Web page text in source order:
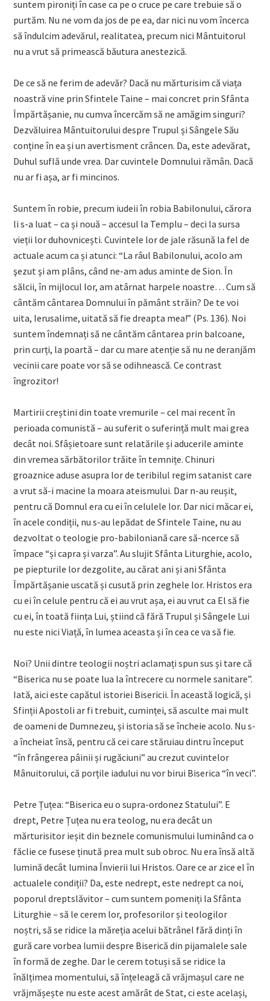
suntem pironiți în case ca pe o cruce pe care trebuie să o
purtăm. Nu ne vom da jos de pe ea, dar nici nu vom încerca
să îndulcim adevărul, realitatea, precum nici Mântuitorul
nu a vrut să primească băutura anestezică.
De ce să ne ferim de adevăr? Dacă nu mărturisim că viața
noastră vine prin Sfintele Taine – mai concret prin Sfânta
Împărtășanie, nu cumva încercăm să ne amăgim singuri?
Dezvăluirea Mântuitorului despre Trupul și Sângele Său
conține în ea și un avertisment crâncen. Da, este adevărat,
Duhul suflă unde vrea. Dar cuvintele Domnului rămân. Dacă
nu ar fi așa, ar fi mincinos.
Suntem în robie, precum iudeii în robia Babilonului, cărora
li s-a luat – ca și nouă – accesul la Templu – deci la sursa
vieții lor duhovnicești. Cuvintele lor de jale răsună la fel de
actuale acum ca și atunci: “La râul Babilonului, acolo am
şezut şi am plâns, când ne-am adus aminte de Sion. În
sălcii, în mijlocul lor, am atârnat harpele noastre… Cum să
cântăm cântarea Domnului în pământ străin? De te voi
uita, Ierusalime, uitată să fie dreapta mea!” (Ps. 136). Noi
suntem îndemnați să ne cântăm cântarea prin balcoane,
prin curți, la poartă – dar cu mare atenție să nu ne deranjăm
vecinii care poate vor să se odihnească. Ce contrast
îngrozitor!
Martirii creștini din toate vremurile – cel mai recent în
perioada comunistă – au suferit o suferință mult mai grea
decât noi. Sfâșietoare sunt relatările și aducerile aminte
din vremea sărbătorilor trăite în temnițe. Chinuri
groaznice aduse asupra lor de teribilul regim satanist care
a vrut să-i macine la moara ateismului. Dar n-au reușit,
pentru că Domnul era cu ei în celulele lor. Dar nici măcar ei,
în acele condiții, nu s-au lepădat de Sfintele Taine, nu au
dezvoltat o teologie pro-babiloniană care să-ncerce să
împace “și capra și varza”. Au slujit Sfânta Liturghie, acolo,
pe piepturile lor dezgolite, au cărat ani și ani Sfânta
Împărtășanie uscată și cusută prin zeghele lor. Hristos era
cu ei în celule pentru că ei au vrut așa, ei au vrut ca El să fie
cu ei, în toată ființa Lui, știind că fără Trupul și Sângele Lui
nu este nici Viață, în lumea aceasta și în cea ce va să fie.
Noi? Unii dintre teologii noștri aclamați spun sus și tare că
“Biserica nu se poate lua la întrecere cu normele sanitare”.
Iată, aici este capătul istoriei Bisericii. În această logică, și
Sfinții Apostoli ar fi trebuit, cuminței, să asculte mai mult
de oameni de Dumnezeu, și istoria să se încheie acolo. Nu s-
a încheiat însă, pentru că cei care stăruiau dintru început
“în frângerea pâinii și rugăciuni” au crezut cuvintelor
Mânuitorului, că porțile iadului nu vor birui Biserica “în veci”.
Petre Țuțea: “Biserica eu o supra-ordonez Statului”. E
drept, Petre Țuțea nu era teolog, nu era decât un
mărturisitor ieșit din beznele comunismului luminând ca o
făclie ce fusese ținută prea mult sub obroc. Nu era însă altă
lumină decât lumina Învierii lui Hristos. Oare ce ar zice el în
actualele condiții? Da, este nedrept, este nedrept ca noi,
poporul dreptslăvitor – cum suntem pomeniți la Sfânta
Liturghie – să le cerem lor, profesorilor și teologilor
noștri, să se ridice la măreția acelui bătrânel fără dinți în
gură care vorbea lumii despre Biserică din pijamalele sale
în formă de zeghe. Dar le cerem totuși să se ridice la
înălțimea momentului, să înțeleagă că vrăjmașul care ne
vrăjmășește nu este acest amărât de Stat, ci este același,